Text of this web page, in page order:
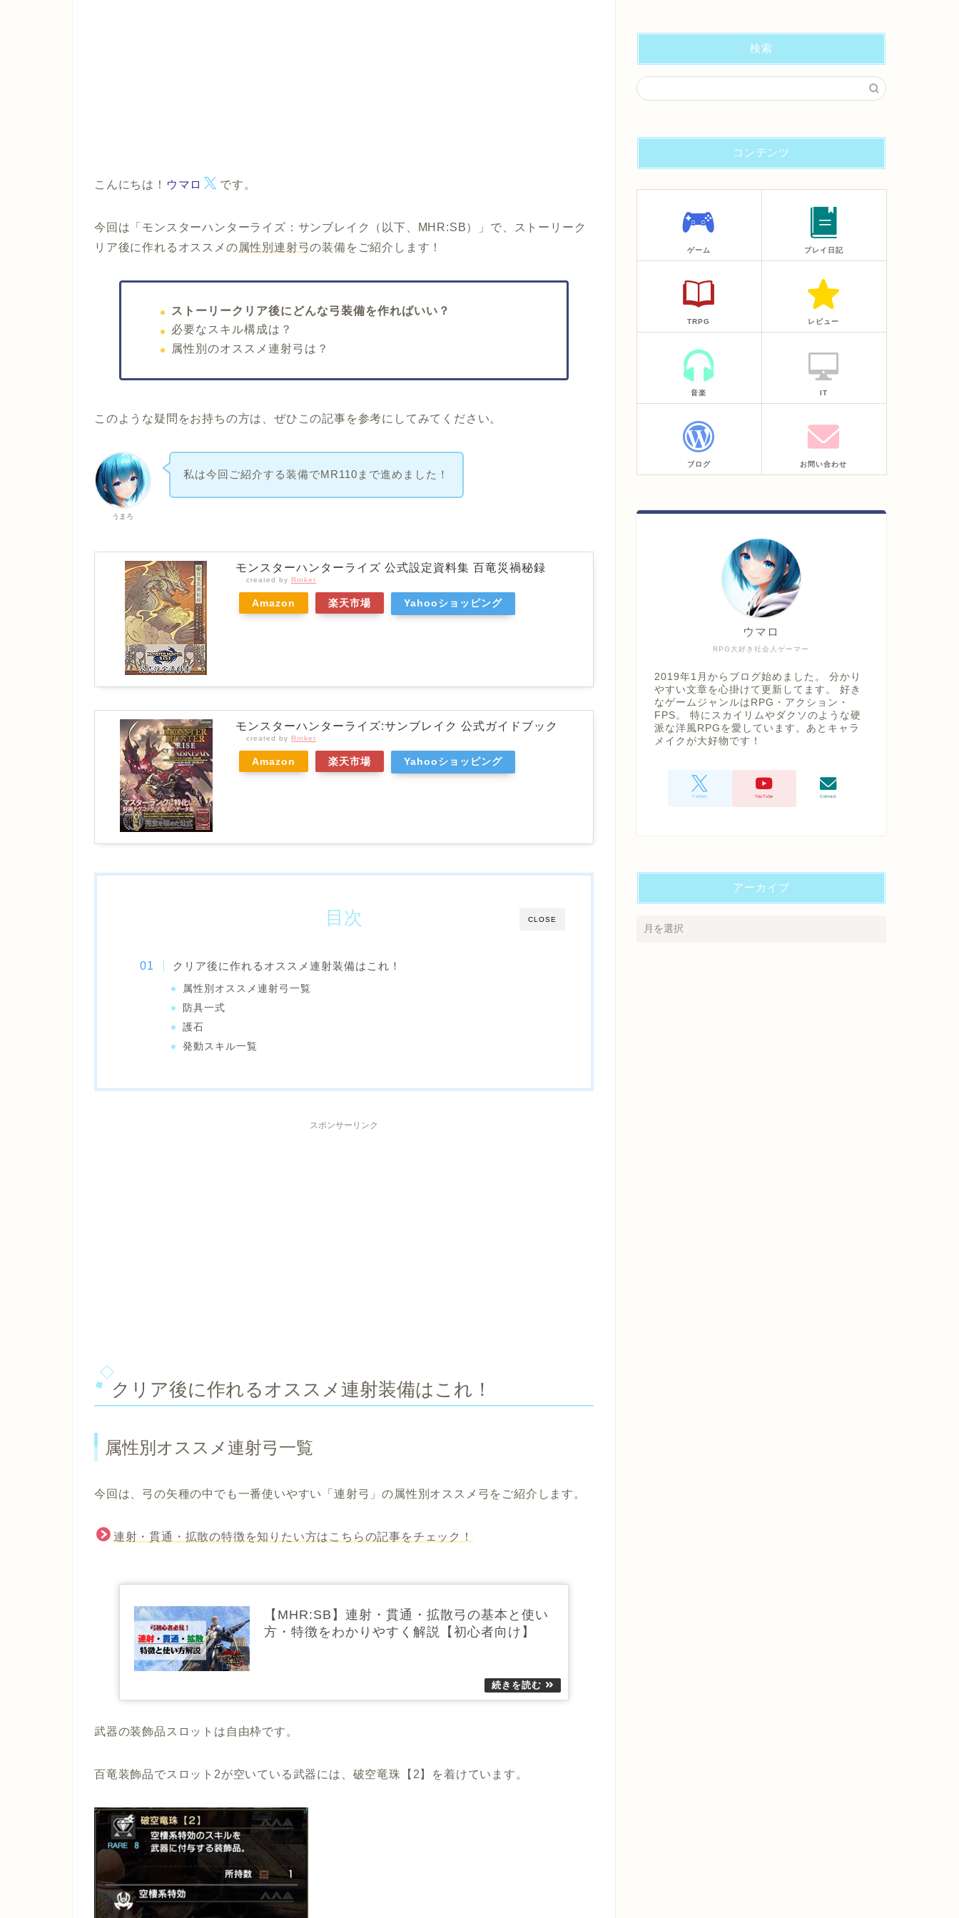
こんにちは！ ウマロ です。
今回は「モンスターハンターライズ：サンブレイク（以下、MHR:SB）」で、ストーリーク
リア後に作れるオススメの属性別連射弓の装備をご紹介します！
ストーリークリア後にどんな弓装備を作ればいい？
必要なスキル構成は？
属性別のオススメ連射弓は？
このような疑問をお持ちの方は、ぜひこの記事を参考にしてみてください。
うまろ
私は今回ご紹介する装備でMR110まで進めました！
モンスターハンターライズ 公式設定資料集 百竜災禍秘録
created by Rinker
Amazon 楽天市場 Yahooショッピング
モンスターハンターライズ:サンブレイク 公式ガイドブック
created by Rinker
Amazon 楽天市場 Yahooショッピング
CLOSE
目次
クリア後に作れるオススメ連射装備はこれ！
属性別オススメ連射弓一覧
防具一式
護石
発動スキル一覧
スポンサーリンク
クリア後に作れるオススメ連射装備はこれ！
属性別オススメ連射弓一覧
今回は、弓の矢種の中でも一番使いやすい 「連射弓」の属性別オススメ弓をご紹介します。
連射・貫通・拡散の特徴を知りたい方はこちらの記事をチェック！
【MHR:SB】連射・貫通・拡散弓の基本と使い
方・特徴をわかりやすく解説【初心者向け】
武器の装飾品スロットは自由枠です。
百竜装飾品でスロット2が空いている武器には、 破空竜珠【2】 を着けています。
検索
コンテンツ
ゲーム プレイ日記
TRPG レビュー
音楽 IT
ブログ お問い合わせ
RPG大好き社会人ゲーマー
ウマロ
2019年1月からブログ始めました。 分かり
やすい文章を心掛けて更新してます。 好き
なゲームジャンルはRPG・アクション・
FPS。 特にスカイリムやダクソのような硬
派な洋風RPGを愛しています。あとキャラ
メイクが大好物です！
アーカイブ